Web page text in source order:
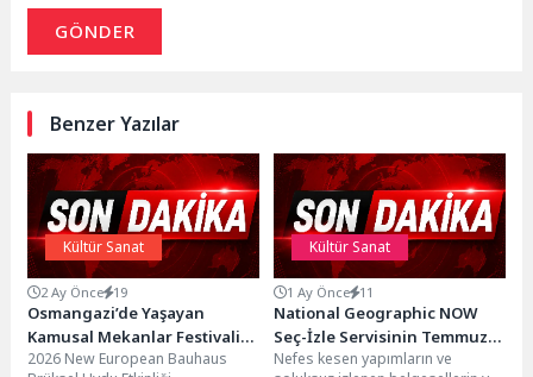
GÖNDER
Benzer Yazılar
Kültür Sanat
2 Ay Önce 19
Osmangazi’de Yaşayan
Kamusal Mekanlar Festivali
Başladı
2026 New European Bauhaus
Kültür Sanat
1 Ay Önce 11
National Geographic NOW
Seç-İzle Servisinin Temmuz
Ayı Teması ‘Köpekbalığı
Nefes kesen yapımların ve